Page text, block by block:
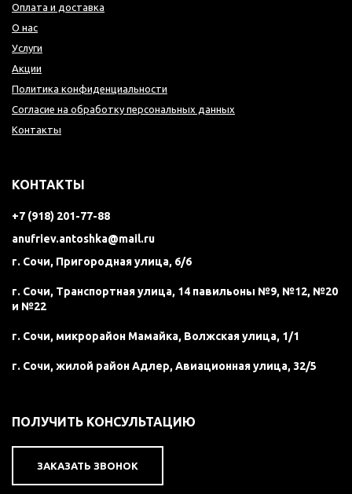
Оплата и доставка
О нас
Услуги
Акции
Политика конфиденциальности
Согласие на обработку персональных данных
Контакты
КОНТАКТЫ
+7 (918) 201-77-88
anufriev.antoshka@mail.ru
г. Сочи, Пригородная улица, 6/6
г. Сочи, Транспортная улица, 14 павильоны №9, №12, №20
и №22
г. Сочи, микрорайон Мамайка, Волжская улица, 1/1
г. Сочи, жилой район Адлер, Авиационная улица, 32/5
ПОЛУЧИТЬ КОНСУЛЬТАЦИЮ
ЗАКАЗАТЬ ЗВОНОК